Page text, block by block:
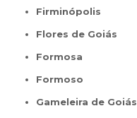
Firminópolis
Flores de Goiás
Formosa
Formoso
Gameleira de Goiás